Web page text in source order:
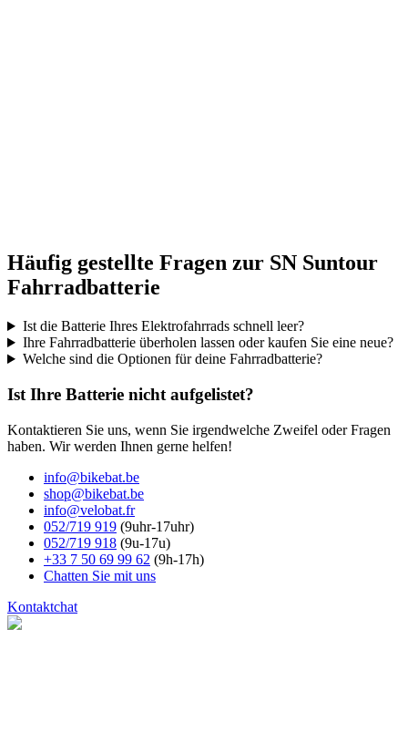
Häufig gestellte Fragen zur SN Suntour
Fahrradbatterie
Ist die Batterie Ihres Elektrofahrrads schnell leer?
Ihre Fahrradbatterie überholen lassen oder kaufen Sie eine neue?
Welche sind die Optionen für deine Fahrradbatterie?
Ist Ihre Batterie nicht aufgelistet?
Kontaktieren Sie uns, wenn Sie irgendwelche Zweifel oder Fragen
haben. Wir werden Ihnen gerne helfen!
info@bikebat.be
shop@bikebat.be
info@velobat.fr
052/719 919 (9uhr-17uhr)
052/719 918 (9u-17u)
+33 7 50 69 99 62 (9h-17h)
Chatten Sie mit uns
Kontaktchat